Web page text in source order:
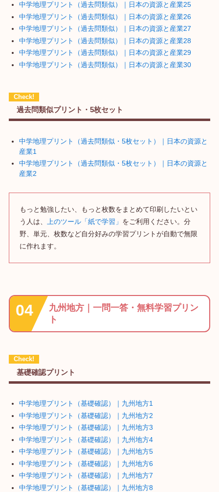
中学地理プリント（過去問類似）｜日本の資源と産業25
中学地理プリント（過去問類似）｜日本の資源と産業26
中学地理プリント（過去問類似）｜日本の資源と産業27
中学地理プリント（過去問類似）｜日本の資源と産業28
中学地理プリント（過去問類似）｜日本の資源と産業29
中学地理プリント（過去問類似）｜日本の資源と産業30
過去問類似プリント・5枚セット
中学地理プリント（過去問類似・5枚セット）｜日本の資源と
産業1
中学地理プリント（過去問類似・5枚セット）｜日本の資源と
産業2
もっと勉強したい、もっと枚数をまとめて印刷したいとい
う人は、 上のツール「紙で学習」 をご利用ください。分
野、単元、枚数など自分好みの学習プリントが自動で無限
に作れます。
九州地方｜一問一答・無料学習プリン
ト
基礎確認プリント
中学地理プリント（基礎確認）｜九州地方1
中学地理プリント（基礎確認）｜九州地方2
中学地理プリント（基礎確認）｜九州地方3
中学地理プリント（基礎確認）｜九州地方4
中学地理プリント（基礎確認）｜九州地方5
中学地理プリント（基礎確認）｜九州地方6
中学地理プリント（基礎確認）｜九州地方7
中学地理プリント（基礎確認）｜九州地方8